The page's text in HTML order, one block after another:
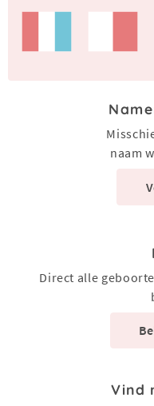
naam
Direct alle
Vind